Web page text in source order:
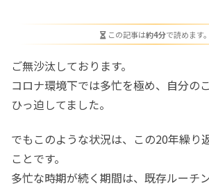
この記事は約4分で読めます。
ご無沙汰しております。
コロナ環境下では多忙を極め、自分の
ひっ迫してました。
でもこのような状況は、この20年繰り
ことです。
多忙な時期が続く期間は、既存ルーチ